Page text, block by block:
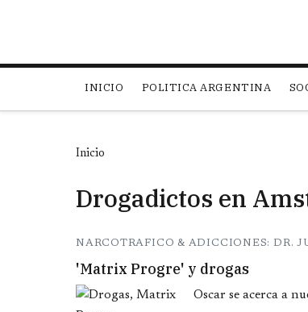
INICIO POLITICA ARGENTINA
Inicio
Drogadictos en
NARCOTRAFICO & ADICCIONES: DR.
'Matrix Progre' y drogas
Oscar se acerca a